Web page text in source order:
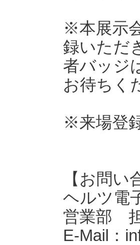
※本展示
録いただ
者バッジ
お待ちく
※来場登
【お問い
ヘルツ電
営業部
E-Mail：